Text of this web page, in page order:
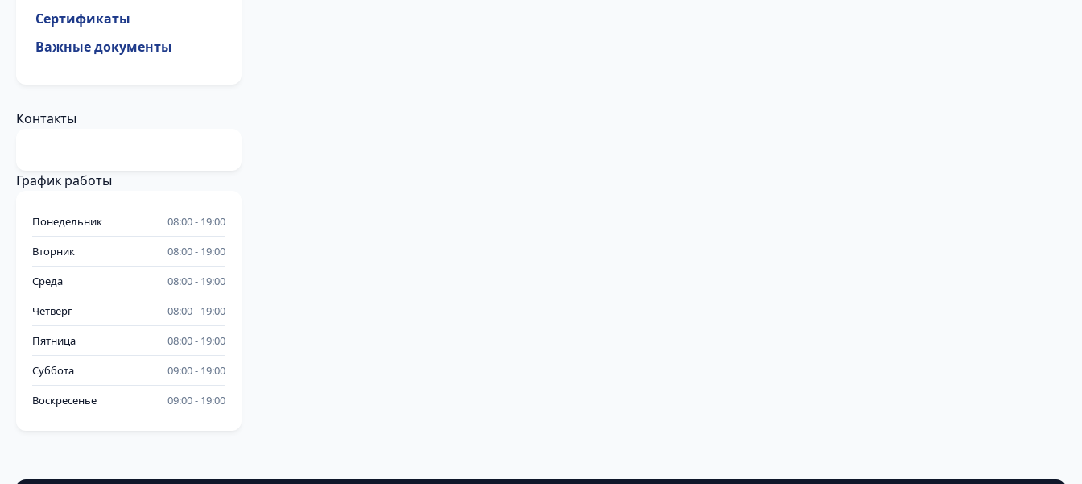
Сертификаты
Важные документы
Контакты
График работы
Понедельник 08:00 19:00
Вторник 08:00 19:00
Среда 08:00 19:00
Четверг 08:00 19:00
Пятница 08:00 19:00
Суббота 09:00 19:00
Воскресенье 09:00 19:00